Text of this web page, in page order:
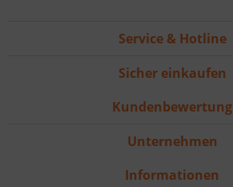
Service & Hotline
Sicher einkaufen
Kundenbewertung
Unternehmen
Informationen